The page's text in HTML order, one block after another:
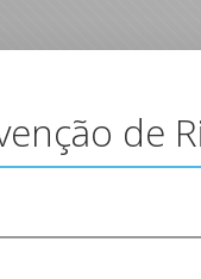
de